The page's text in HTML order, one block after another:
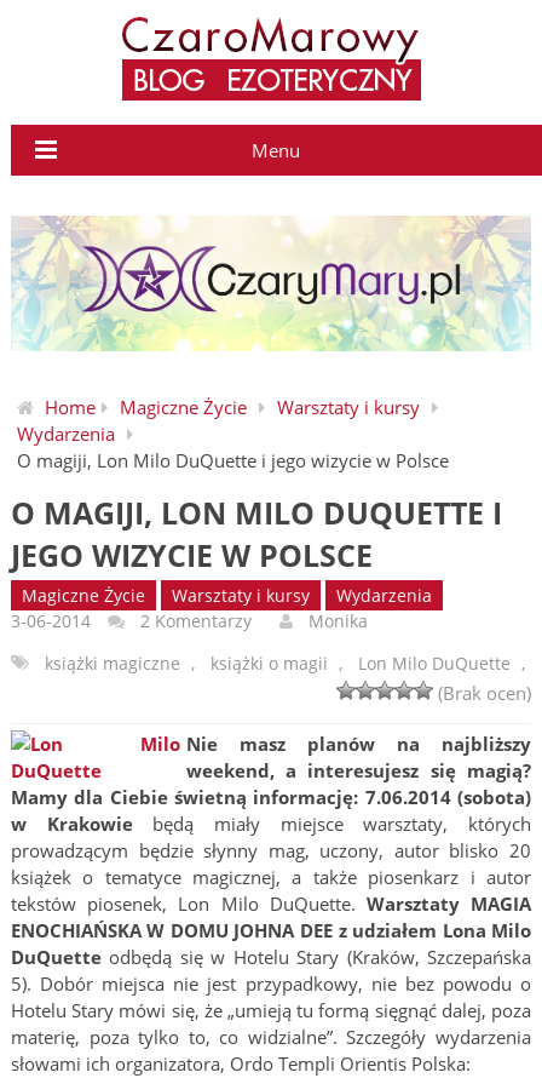
Menu
Home Magiczne Życie
Warsztaty i kursy
Wydarzenia
O magiji, Lon Milo DuQuette i jego wizycie w Polsce
O MAGIJI, LON MILO DUQUETTE I
JEGO WIZYCIE W POLSCE
Magiczne Życie Warsztaty i kursy
Wydarzenia
3-06-2014
2 Komentarzy
Monika
książki magiczne , książki o magii , Lon Milo DuQuette ,
(Brak ocen)
Nie masz planów na najbliższy
weekend, a interesujesz się magią?
Mamy dla Ciebie świetną informację: 7.06.2014 (sobota)
w Krakowiebędą miały miejsce warsztaty, których
prowadzącym będzie słynny mag, uczony, autor blisko 20
książek o tematyce magicznej, a także piosenkarz i autor
tekstów piosenek, Lon Milo DuQuette. Warsztaty MAGIA
ENOCHIAŃSKA W DOMU JOHNA DEE z udziałem Lona Milo
DuQuetteodbędą się w Hotelu Stary (Kraków, Szczepańska
5). Dobór miejsca nie jest przypadkowy, nie bez powodu o
Hotelu Stary mówi się, że „umieją tu formą sięgnąć dalej, poza
materię, poza tylko to, co widzialne”. Szczegóły wydarzenia
słowami ich organizatora, Ordo Templi Orientis Polska: